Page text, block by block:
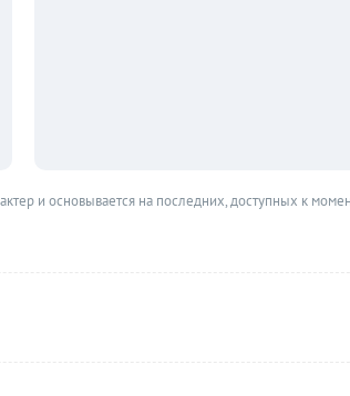
и основывается на последних, доступных к